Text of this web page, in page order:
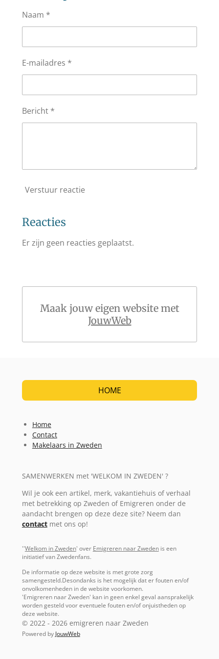
Naam *
E-mailadres *
Bericht *
Verstuur reactie
Reacties
Er zijn geen reacties geplaatst.
Maak jouw eigen website met
JouwWeb
HOME
Home
Contact
Makelaars in Zweden
SAMENWERKEN met 'WELKOM IN ZWEDEN' ?
Wil je ook een artikel, merk, vakantiehuis of verhaal
met betrekking op Zweden of Emigreren onder de
aandacht brengen op deze deze site? Neem dan
contactmet ons op!
''Welkom in Zweden' over Emigreren naar Zweden is een
initiatief van Zwedenfans.
De informatie op deze website is met grote zorg
samengesteld.Desondanks is het mogelijk dat er fouten en/of
onvolkomenheden in de website voorkomen.
'Emigreren naar Zweden' kan in geen enkel geval aansprakelijk
worden gesteld voor eventuele fouten en/of onjuistheden op
deze website.
© 2022 - 2026 emigreren naar Zweden
Powered by JouwWeb